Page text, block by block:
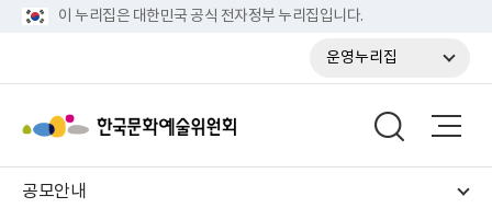
이 누리집은 대한민국 공식 전자정부 누리집입니다.
운영누리집
공모안내